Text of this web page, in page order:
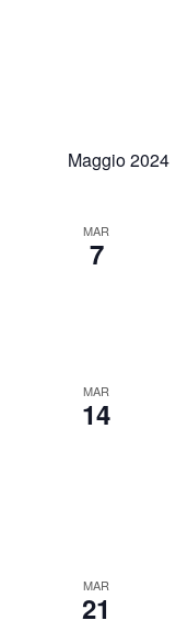
Maggio 2024
MAR
7
MAR
14
MAR
21